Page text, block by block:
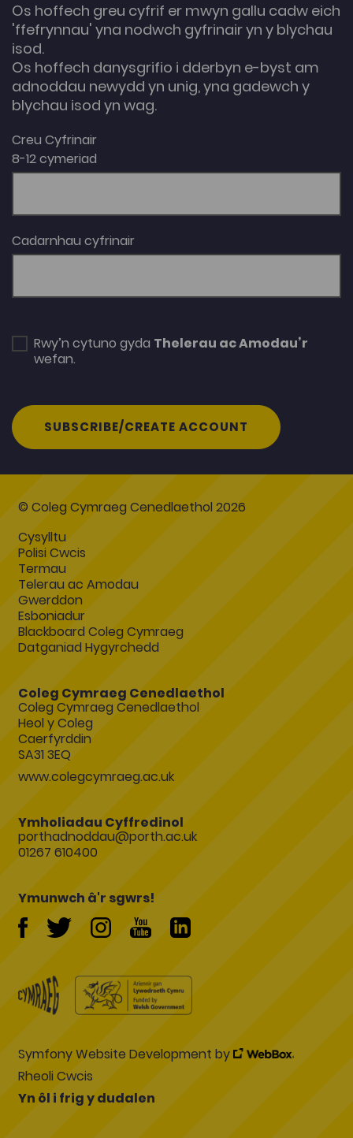
Os hoffech greu cyfrif er mwyn gallu cadw eich
'ffefrynnau' yna nodwch gyfrinair yn y blychau
isod.
Os hoffech danysgrifio i dderbyn e-byst am
adnoddau newydd yn unig, yna gadewch y
blychau isod yn wag.
Creu Cyfrinair
8-12 cymeriad
Cadarnhau cyfrinair
Rwy’n cytuno gyda Thelerau ac Amodau’r
wefan.
SUBSCRIBE/CREATE ACCOUNT
© Coleg Cymraeg Cenedlaethol 2026
Cysylltu
Polisi Cwcis
Termau
Telerau ac Amodau
Gwerddon
Esboniadur
Blackboard Coleg Cymraeg
Datganiad Hygyrchedd
Coleg Cymraeg Cenedlaethol
Coleg Cymraeg Cenedlaethol
Heol y Coleg
Caerfyrddin
SA31 3EQ
www.colegcymraeg.ac.uk
Ymholiadau Cyffredinol
porthadnoddau@porth.ac.uk
01267 610400
Ymunwch â'r sgwrs!
Symfony Website Development by
Rheoli Cwcis
Yn ôl i frig y dudalen